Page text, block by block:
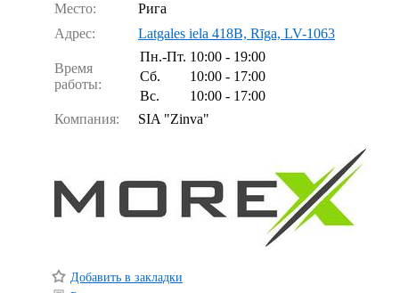
Место:
Рига
Адрес:
Latgales iela 418B, Rīga, LV-1063
Время
работы:
Пн.-Пт. 10:00 - 19:00
Сб.
10:00 - 17:00
Вс.
10:00 - 17:00
Компания:
SIA "Zinva"
Добавить в закладки